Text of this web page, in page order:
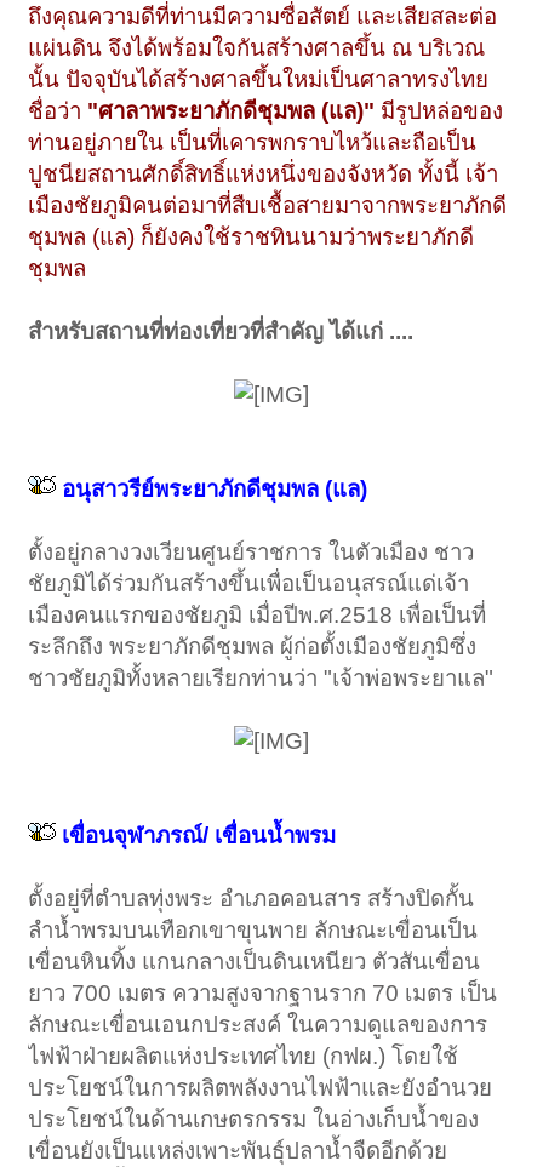
ถึงคุณความดีที่ท่านมีความซื่อสัตย์ และเสียสละต่อ
แผ่นดิน จึงได้พร้อมใจกันสร้างศาลขึ้น ณ บริเวณ
นั้น ปัจจุบันได้สร้างศาลขึ้นใหม่เป็นศาลาทรงไทย
ชื่อว่า "ศาลาพระยาภักดีชุมพล (แล)" มีรูปหล่อของ
ท่านอยู่ภายใน เป็นที่เคารพกราบไหว้และถือเป็น
ปูชนียสถานศักดิ์สิทธิ์แห่งหนึ่งของจังหวัด ทั้งนี้ เจ้า
เมืองชัยภูมิคนต่อมาที่สืบเชื้อสายมาจากพระยาภักดี
ชุมพล (แล) ก็ยังคงใช้ราชทินนามว่าพระยาภักดี
ชุมพล
สำหรับสถานที่ท่องเที่ยวที่สำคัญ ได้แก่ ....
อนุสาวรีย์พระยาภักดีชุมพล (แล)
ตั้งอยู่กลางวงเวียนศูนย์ราชการ ในตัวเมือง ชาว
ชัยภูมิได้ร่วมกันสร้างขึ้นเพื่อเป็นอนุสรณ์แด่เจ้า
เมืองคนแรกของชัยภูมิ เมื่อปีพ.ศ.2518 เพื่อเป็นที่
ระลึกถึง พระยาภักดีชุมพล ผู้ก่อตั้งเมืองชัยภูมิซึ่ง
ชาวชัยภูมิทั้งหลายเรียกท่านว่า "เจ้าพ่อพระยาแล"
เขื่อนจุฬาภรณ์/ เขื่อนน้ำพรม
ตั้งอยู่ที่ตำบลทุ่งพระ อำเภอคอนสาร สร้างปิดกั้น
ลำน้ำพรมบนเทือกเขาขุนพาย ลักษณะเขื่อนเป็น
เขื่อนหินทิ้ง แกนกลางเป็นดินเหนียว ตัวสันเขื่อน
ยาว 700 เมตร ความสูงจากฐานราก 70 เมตร เป็น
ลักษณะเขื่อนเอนกประสงค์ ในความดูแลของการ
ไฟฟ้าฝ่ายผลิตแห่งประเทศไทย (กฟผ.) โดยใช้
ประโยชน์ในการผลิตพลังงานไฟฟ้าและยังอำนวย
ประโยชน์ในด้านเกษตรกรรม ในอ่างเก็บน้ำของ
เขื่อนยังเป็นแหล่งเพาะพันธุ์ปลาน้ำจืดอีกด้วย